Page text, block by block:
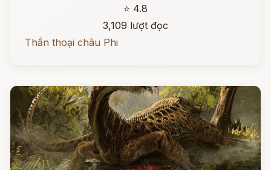
⭐ 4.8
3,109 lượt đọc
Thần thoại châu Phi